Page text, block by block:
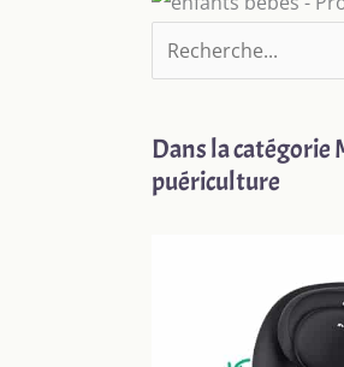
Dans la catégorie
puériculture